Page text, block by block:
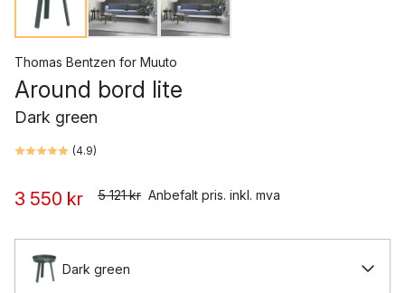
Thomas Bentzen for Muuto
Around bord lite
Dark green
(4.9)
3 550 kr 5 121 kr Anbefalt pris. inkl. mva
Dark green